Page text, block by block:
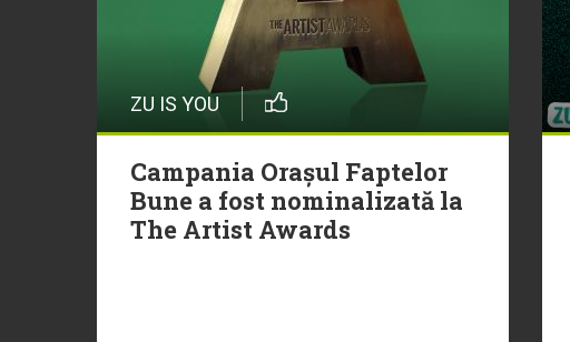
ZU IS YOU
Campania Orașul Faptelor
Bune a fost nominalizată la
The Artist Awards